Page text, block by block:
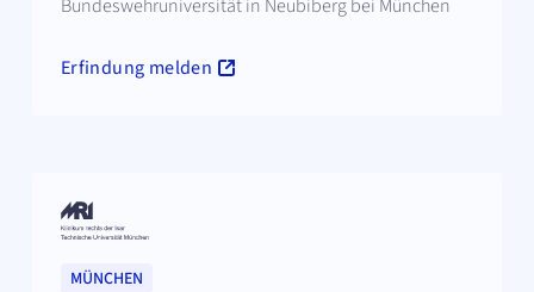
Bundeswehruniversität in Neubiberg bei München
Erfindung melden
MÜNCHEN